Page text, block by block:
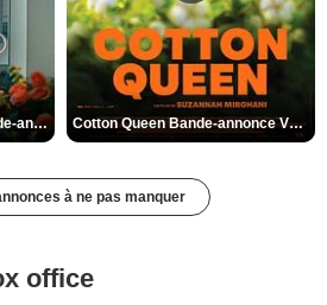
Des Fleurs pour Tokyo Bande-annonce VO STFR Cotton Queen Bande-annonce VO STFR
à ne pas manquer
office